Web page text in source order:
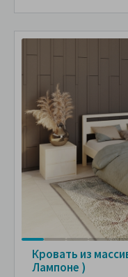
Кровать из
Лампоне )